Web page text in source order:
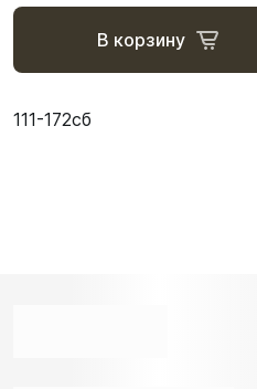
В корзину
111-172сб